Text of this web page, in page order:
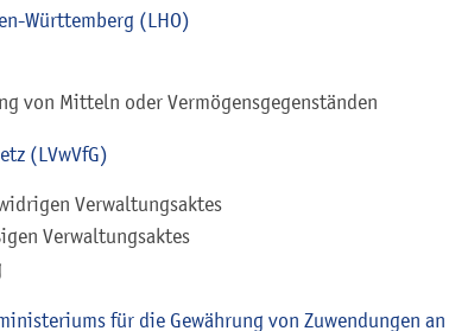
Württemberg (LHO)
von Mitteln oder Vermögensgegenständen
(LVwVfG)
Verwaltungsaktes
Verwaltungsaktes
für die Gewährung von Zuwendungen an